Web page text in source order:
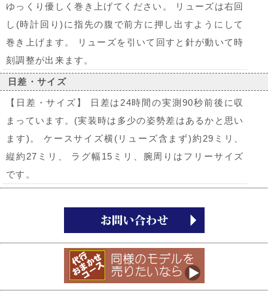
ゆっくり優しく巻き上げてください。 リューズは右回
し(時計回り)に指先の腹で前方に押し出すようにして
巻き上げます。 リューズを引いて回すと針が動いて時
刻調整が出来ます。
日差・サイズ
【日差・サイズ】 日差は24時間の実測90秒前後に収
まっています。(実装時は多少の姿勢差はあるかと思い
ます)。 ケースサイズ横(リューズ含まず)約29ミリ、
縦約27ミリ、 ラグ幅15ミリ、腕周りはフリーサイズ
です。